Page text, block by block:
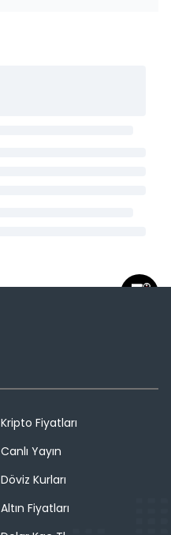
Kripto Fiyatları
Canlı Yayın
Döviz Kurları
Altın Fiyatları